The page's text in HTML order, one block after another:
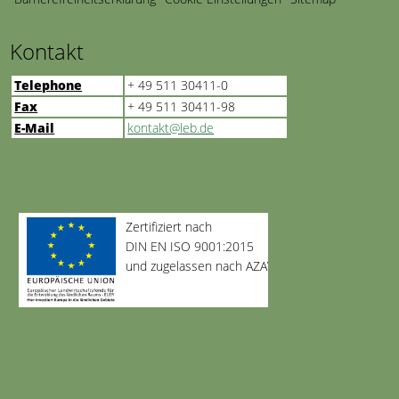
Kontakt
Telephone
+ 49 511 30411-0
Fax
+ 49 511 30411-98
E-Mail
kontakt@leb.de
Zertifiziert nach
DIN EN ISO 9001:2015
und zugelassen nach AZAV